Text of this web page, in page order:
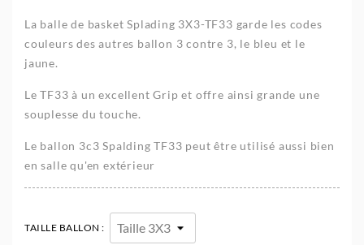
La balle de basket Splading 3X3-TF33 garde les codes
couleurs des autres ballon 3 contre 3, le bleu et le
jaune.
Le TF33 à un excellent Grip et offre ainsi grande une
souplesse du touche.
Le ballon 3c3 Spalding TF33 peut être utilisé aussi bien
en salle qu'en extérieur
TAILLE BALLON :